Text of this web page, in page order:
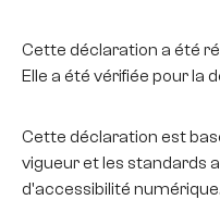
Cette déclaration a été
Elle a été vérifiée pour la
Cette déclaration est
vigueur et les standards
d'accessibilité